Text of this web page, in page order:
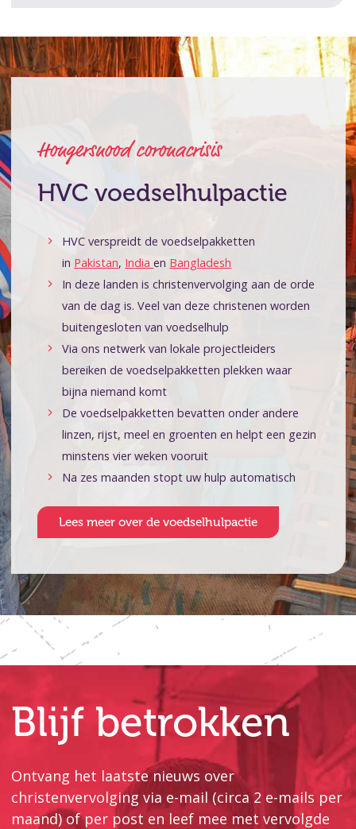
Hongersnood coronacrisis
HVC voedselhulpactie
HVC verspreidt de voedselpakketten
in Pakistan, Indiaen Bangladesh
In deze landen is christenvervolging aan de orde
van de dag is. Veel van deze christenen worden
buitengesloten van voedselhulp
Via ons netwerk van lokale projectleiders
bereiken de voedselpakketten plekken waar
bijna niemand komt
De voedselpakketten bevatten onder andere
linzen, rijst, meel en groenten en helpt een gezin
minstens vier weken vooruit
Na zes maanden stopt uw hulp automatisch
Lees meer over de voedselhulpactie
Blijf betrokken
Ontvang het laatste nieuws over
christenvervolging via e-mail (circa 2 e-mails per
maand) of per post en leef mee met vervolgde